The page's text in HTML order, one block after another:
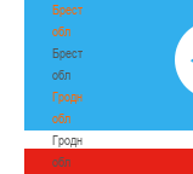
Брестская
обл
Брестская
обл
Гродненская
обл
Гродненская
обл